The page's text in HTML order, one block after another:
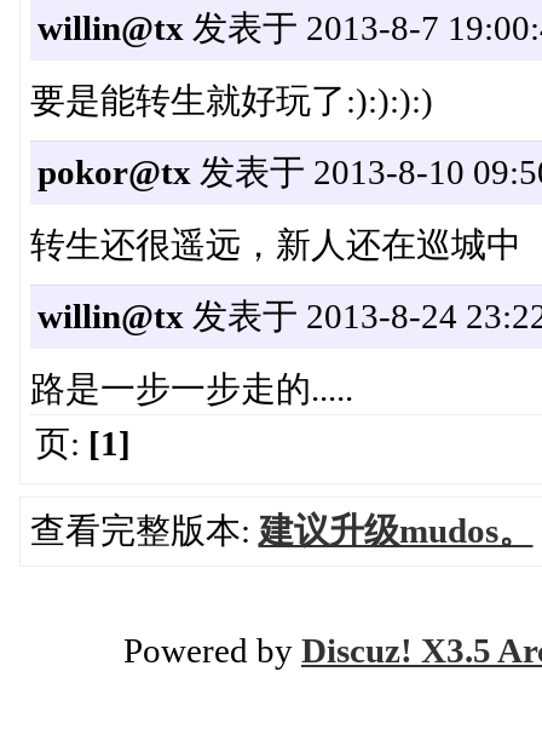
willin@tx 发表于 2013-8-7
要是能转生就好玩了:):):):)
pokor@tx 发表于 2013-8-10
转生还很遥远，新人还在巡城中
willin@tx 发表于 2013-8-24
路是一步一步走的.....
页: [1]
查看完整版本: 建议升级mudos。
Powered by Discuz! X3.5